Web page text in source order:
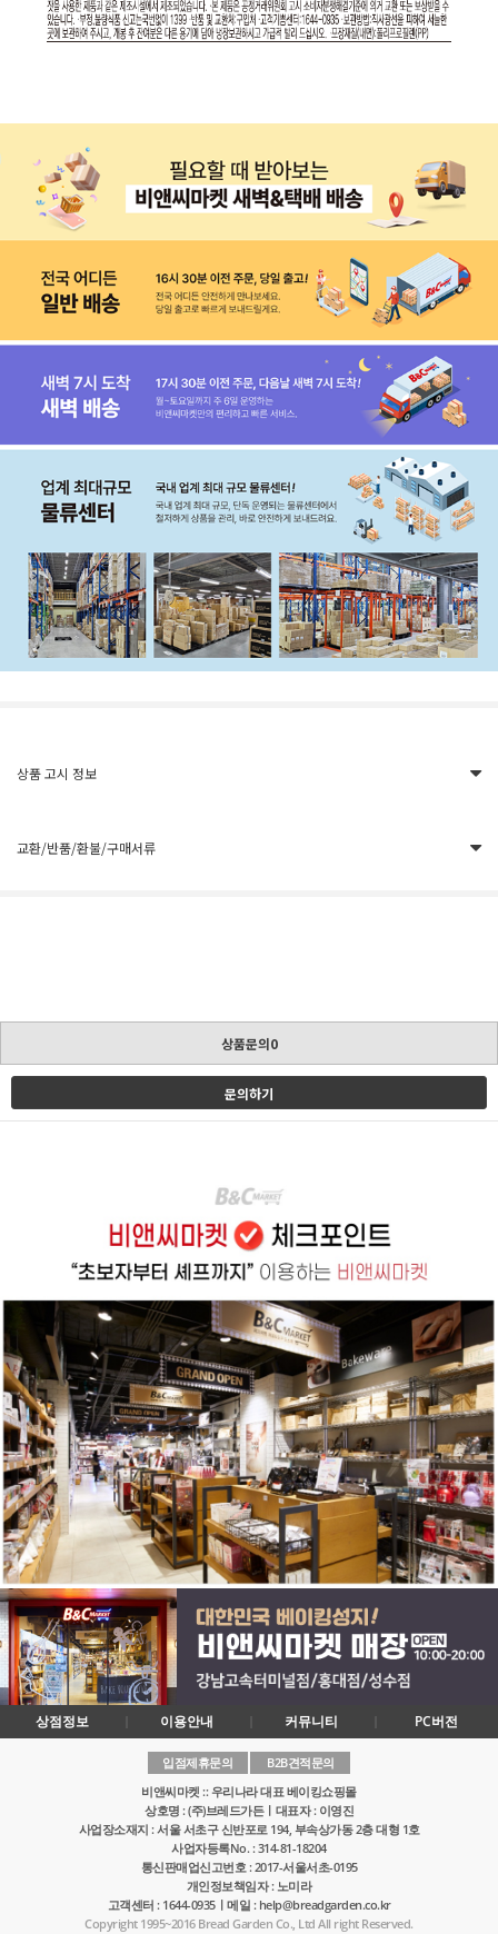
상품 고시 정보
교환/반품/환불/구매서류
상품문의0
문의하기
상점정보 이용안내 커뮤니티 PC버전
입점제휴문의
B2B견적문의
비앤씨마켓 :: 우리나라 대표 베이킹쇼핑몰
상호명 : (주)브레드가든ㅣ대표자 : 이영진
사업장소재지 : 서울 서초구 신반포로 194, 부속상가동 2층 대형 1호
사업자등록No. : 314-81-18204
통신판매업신고번호 : 2017-서울서초-0195
개인정보책임자 : 노미라
고객센터 : 1644-0935ㅣ메일 : help@breadgarden.co.kr
Copyright 1995~2016 Bread Garden Co., Ltd All right Reserved.